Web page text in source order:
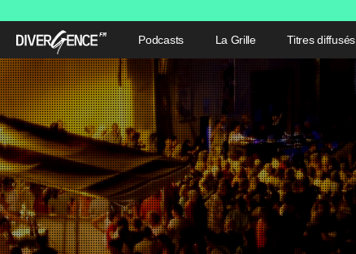
Podcasts La Grille Titres diffusés